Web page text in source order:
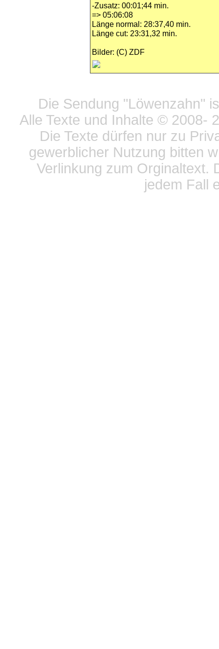
-Zusatz: 00:01;44 min.
=> 05:06:08
Länge normal: 28:37,40 min.
Länge cut: 23:31,32 min.
Bilder: (C) ZDF
Die Sendung "Löwenzahn"
Alle Texte und Inhalte © 2008-
Die Texte dürfen nur zu
gewerblicher Nutzung bitten
Verlinkung zum Orginaltext.
jedem Fall